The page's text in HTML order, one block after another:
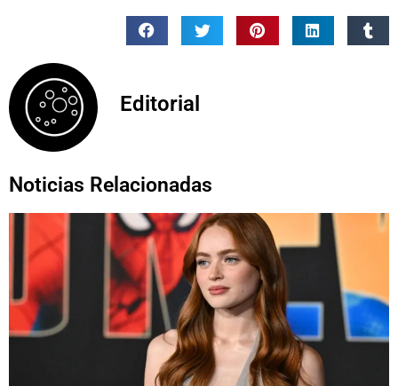
Editorial
Noticias Relacionadas